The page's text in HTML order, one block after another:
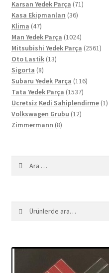
ürün
Karsan Yedek Parça 7171
Kasa Ekipmanları 3636
Klima 4747
ürün
Man Yedek Parça 10241024
ürün
Mitsubishi Yedek Parça 25612561
Oto Lastik 1313
Sigorta 88
ürün
Subaru Yedek Parça 116116
Tata Yedek Parça 15371537
ürün
Ücretsiz Kedi Sahiplendirme 11
Volkswagen Grubu 1212
Zimmermann 88